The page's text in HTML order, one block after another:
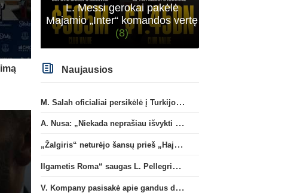
L. Messi gerokai pakėlė
Majamio „Inter“ komandos vertę
(8)
Naujausios
M. Salah oficialiai persikėlė į Turkijos ekipą „Trabzonspor“
A. Nusa: „Niekada neprašiau išvykti iš „RB Leipzig“ klubo“
„Žalgiris“ neturėjo šansų prieš „Hajduk“
Ilgametis Roma“ saugas L. Pellegrini dar metams liks šiame klube
V. Kompany pasisakė apie gandus dėl M. Olise ateities „Bayern“ gretose